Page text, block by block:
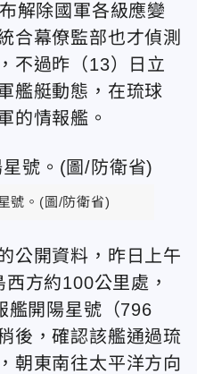
解除國軍各級應變
合幕僚監部也才偵測
不過昨（13）日立
艦艇動態，在琉球
的情報艦。
號。(圖/防衛省)
公開資料，昨日上午
方約100公里處，
艦開陽星號（796
後，確認該艦通過琉
朝東南往太平洋方向